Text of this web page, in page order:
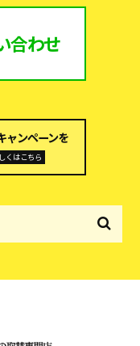
合わせ
ャンペーンを
くはこちら